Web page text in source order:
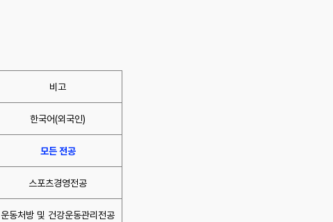
비고
한국어(외국인)
모든 전공
스포츠경영전공
운동처방 및 건강운동관리전공